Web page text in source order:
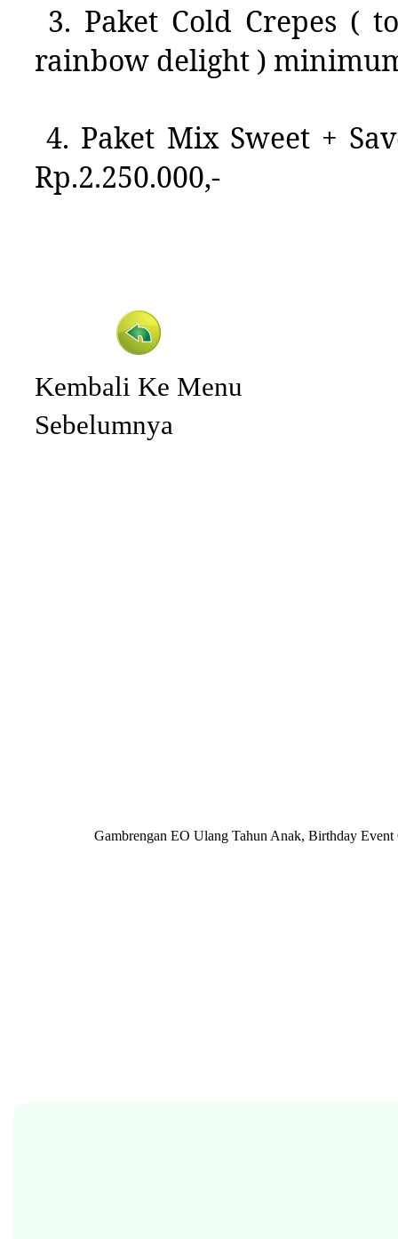
3. Paket Cold Crepes (
rainbow delight )
4. Paket Mix Sweet +
Rp.2.250.000,-
Kembali Ke Menu
Sebelumnya
Gambrengan EO Ulang Tahun Anak, Birthday Event